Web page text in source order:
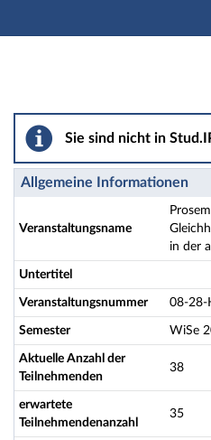
Proseminar: 08-28-HIS-
Sie sind nicht in
Allgemeine Informationen
Veranstaltungsname
in der
Untertitel
Veranstaltungsnummer 08-28-
Semester WiSe
Aktuelle Anzahl der
Teilnehmenden
38
erwartete
Teilnehmendenanzahl
35